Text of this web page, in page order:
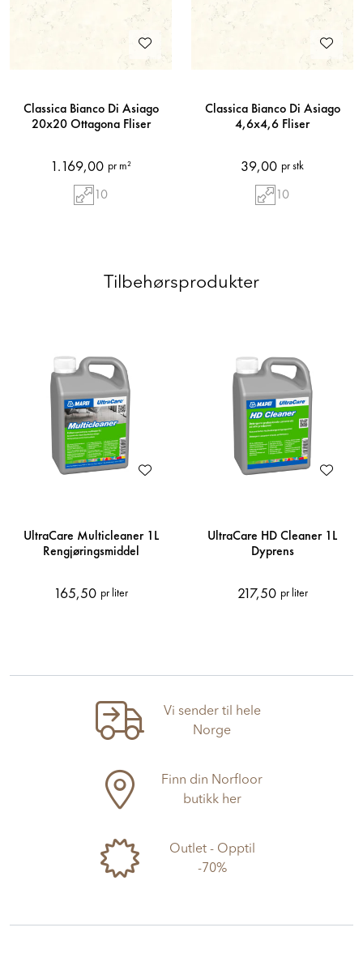
Classica Bianco Di Asiago
20x20 Ottagona Fliser
1.169,00 pr m²
10
Classica Bianco Di Asiago
4,6x4,6 Fliser
39,00 pr stk
10
Tilbehørsprodukter
UltraCare Multicleaner 1L
Rengjøringsmiddel
165,50 pr liter
UltraCare HD Cleaner 1L
Dyprens
217,50 pr liter
Vi sender til hele
Norge
Finn din Norfloor
butikk her
Outlet - Opptil
-70%